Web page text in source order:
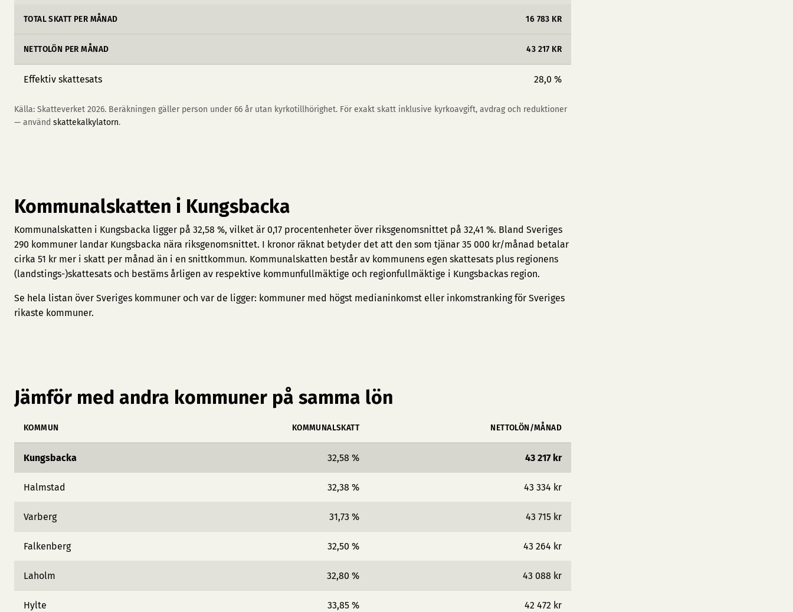
TOTAL SKATT PER MÅNAD 16 783 KR
NETTOLÖN PER MÅNAD 43 217 KR
Effektiv skattesats 28,0 %
Källa: Skatteverket 2026. Beräkningen gäller person under 66 år utan kyrkotillhörighet. För exakt skatt inklusive kyrkoavgift, avdrag och reduktioner
— använd skattekalkylatorn.
Kommunalskatten i Kungsbacka
Kommunalskatten i Kungsbacka ligger på 32,58 %, vilket är 0,17 procentenheter över riksgenomsnittet på 32,41 %. Bland Sveriges
290 kommuner landar Kungsbacka nära riksgenomsnittet. I kronor räknat betyder det att den som tjänar 35 000 kr/månad betalar
cirka 51 kr mer i skatt per månad än i en snittkommun. Kommunalskatten består av kommunens egen skattesats plus regionens
(landstings-)skattesats och bestäms årligen av respektive kommunfullmäktige och regionfullmäktige i Kungsbackas region.
Se hela listan över Sveriges kommuner och var de ligger: kommuner med högst medianinkomst eller inkomstranking för Sveriges
rikaste kommuner.
Jämför med andra kommuner på samma lön
KOMMUN KOMMUNALSKATT NETTOLÖN/MÅNAD
Kungsbacka 32,58 % 43 217 kr
Halmstad 32,38 % 43 334 kr
Varberg 31,73 % 43 715 kr
Falkenberg 32,50 % 43 264 kr
Laholm 32,80 % 43 088 kr
Hylte 33,85 % 42 472 kr